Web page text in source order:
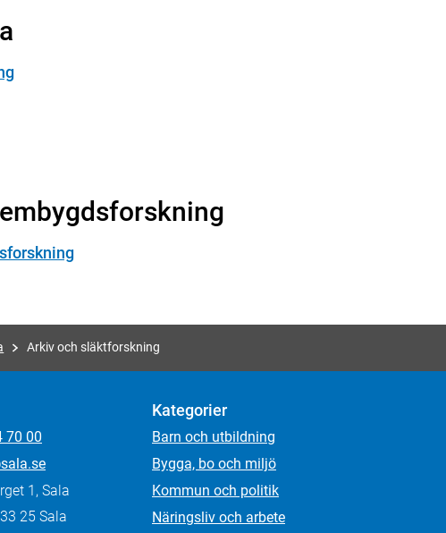
Arkiv och släktforskning
70 00
1, Sala
25 Sala
Kategorier
Barn och utbildning
Bygga, bo och miljö
Kommun och politik
Näringsliv och arbete